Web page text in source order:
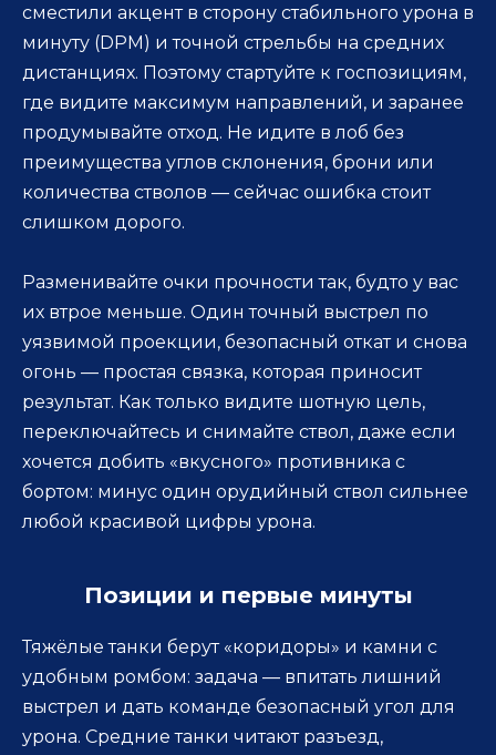
сместили акцент в сторону стабильного урона в
минуту (DPM) и точной стрельбы на средних
дистанциях. Поэтому стартуйте к госпозициям,
где видите максимум направлений, и заранее
продумывайте отход. Не идите в лоб без
преимущества углов склонения, брони или
количества стволов — сейчас ошибка стоит
слишком дорого.
Разменивайте очки прочности так, будто у вас
их втрое меньше. Один точный выстрел по
уязвимой проекции, безопасный откат и снова
огонь — простая связка, которая приносит
результат. Как только видите шотную цель,
переключайтесь и снимайте ствол, даже если
хочется добить «вкусного» противника с
бортом: минус один орудийный ствол сильнее
любой красивой цифры урона.
Позиции и первые минуты
Тяжёлые танки берут «коридоры» и камни с
удобным ромбом: задача — впитать лишний
выстрел и дать команде безопасный угол для
урона. Средние танки читают разъезд,